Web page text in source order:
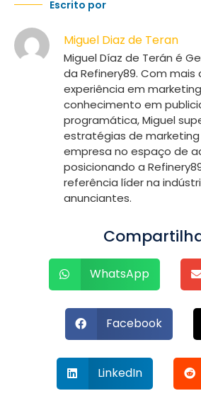
Escrito por
Miguel Diaz de Teran
Miguel Díaz de Terán é
da Refinery89. Com mais
experiência em
conhecimento em
programática, Miguel
estratégias de
empresa no espaço de
posicionando a
referência líder na
anunciantes.
WhatsApp
Facebook
LinkedIn